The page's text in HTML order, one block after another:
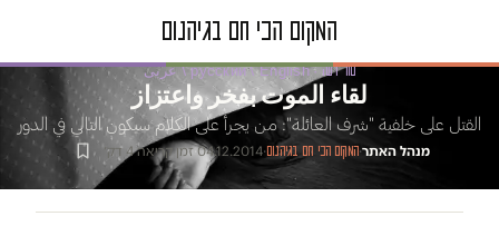
טור דעה · русский / English / عربى
لقاء الموت بفخر واعتزاز
القتل على خلفية "شرف العائلة": من يجرأ على الكلام سيكون التالي في الدور
מנהל האתר·המקום הכי חם בגיהנום·
04.12.2014
·זמן קריאה 4 דק׳